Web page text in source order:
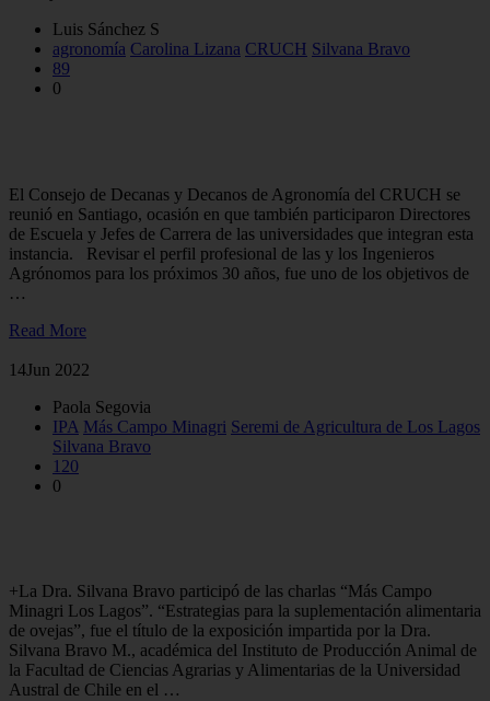
Luis Sánchez S
agronomía Carolina Lizana CRUCH Silvana Bravo
89
0
El Consejo de Decanas y Decanos de Agronomía del CRUCH se
reunió en Santiago, ocasión en que también participaron Directores
de Escuela y Jefes de Carrera de las universidades que integran esta
instancia. Revisar el perfil profesional de las y los Ingenieros
Agrónomos para los próximos 30 años, fue uno de los objetivos de
…
Read More
14Jun 2022
Paola Segovia
IPA Más Campo Minagri Seremi de Agricultura de Los Lagos
Silvana Bravo
120
0
+La Dra. Silvana Bravo participó de las charlas “Más Campo
Minagri Los Lagos”. “Estrategias para la suplementación alimentaria
de ovejas”, fue el título de la exposición impartida por la Dra.
Silvana Bravo M., académica del Instituto de Producción Animal de
la Facultad de Ciencias Agrarias y Alimentarias de la Universidad
Austral de Chile en el …